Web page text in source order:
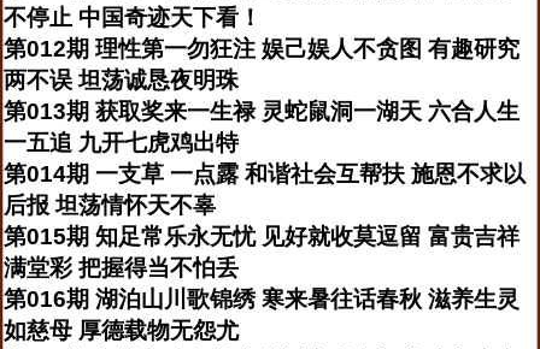
不停止 中国奇迹天下看！
第012期 理性第一勿狂注 娱己娱人不贪图 有趣研究
两不误 坦荡诚恳夜明珠
第013期 获取奖来一生禄 灵蛇鼠洞一湖天 六合人生
一五追 九开七虎鸡出特
第014期 一支草 一点露 和谐社会互帮扶 施恩不求以
后报 坦荡情怀天不辜
第015期 知足常乐永无忧 见好就收莫逗留 富贵吉祥
满堂彩 把握得当不怕丢
第016期 湖泊山川歌锦绣 寒来暑往话春秋 滋养生灵
如慈母 厚德载物无怨尤